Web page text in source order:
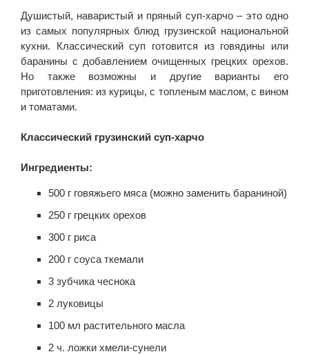
Душистый, наваристый и пряный суп-харчо – это одно
из самых популярных блюд грузинской национальной
кухни. Классический суп готовится из говядины или
баранины с добавлением очищенных грецких орехов.
Но также возможны и другие варианты его
приготовления: из курицы, с топленым маслом, с вином
и томатами.
Классический грузинский суп-харчо
Ингредиенты:
500 г говяжьего мяса (можно заменить бараниной)
250 г грецких орехов
300 г риса
200 г соуса ткемали
3 зубчика чеснока
2 луковицы
100 мл растительного масла
2 ч. ложки хмели-сунели